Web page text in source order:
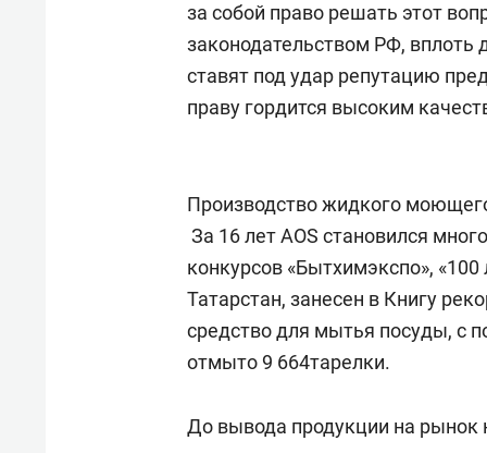
за собой право решать этот
законодательством РФ,
ставят под удар репутацию
праву гордится высоким
Производство жидкого
За 16 лет AOS становился
конкурсов «Бытхимэкспо»,
Татарстан, занесен в Книгу
средство для мытья посуды, с
отмыто 9 664тарелки.
До вывода продукции на рынок